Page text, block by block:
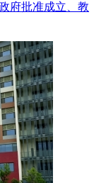
府批准成立、教